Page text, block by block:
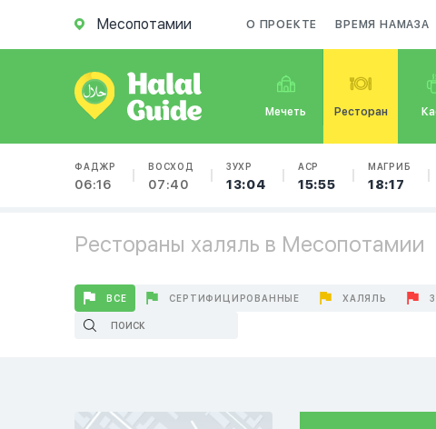
Месопотамии О ПРОЕКТЕ ВРЕМЯ НАМАЗА
Мечеть Ресторан
ФАДЖР
06:16
ВОСХОД
07:40
ЗУХР
13:04
АСР
15:55
МАГРИБ
18:17
Рестораны халяль в Месопотамии
ВСЕ СЕРТИФИЦИРОВАННЫЕ ХАЛЯЛЬ